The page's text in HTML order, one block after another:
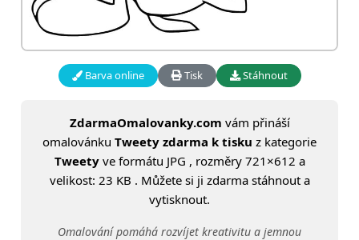
Barva online Tisk Stáhnout
ZdarmaOmalovanky.com vám přináší
omalovánku Tweety zdarma k tisku z kategorie
Tweetyve formátu JPG , rozměry 721×612 a
velikost: 23 KB . Můžete si ji zdarma stáhnout a
vytisknout.
Omalování pomáhá rozvíjet kreativitu a jemnou